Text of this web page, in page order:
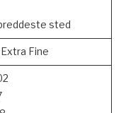
sted
Fine